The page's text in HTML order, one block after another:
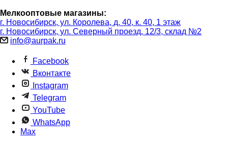
Мелкооптовые магазины:
г. Новосибирск, ул. Королева, д. 40, к. 40, 1 этаж
г. Новосибирск, ул. Северный проезд, 12/3, ​склад №2
info@aurpak.ru
Facebook
Вконтакте
Instagram
Telegram
YouTube
WhatsApp
Max